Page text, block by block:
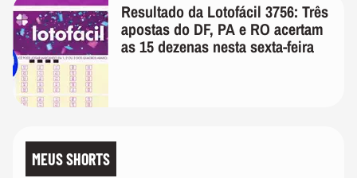
Resultado da Lotofácil 3756: Três
apostas do DF, PA e RO acertam
as 15 dezenas nesta sexta-feira
MEUS SHORTS